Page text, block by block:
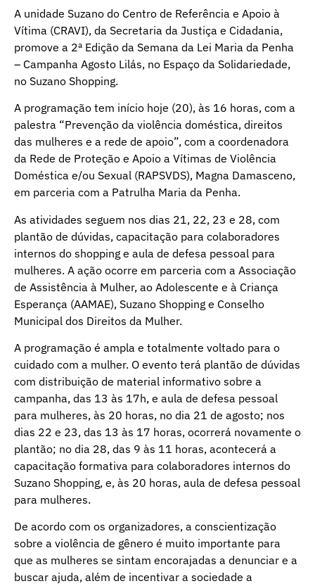
A unidade Suzano do Centro de Referência e Apoio à
Vítima (CRAVI), da Secretaria da Justiça e Cidadania,
promove a 2ª Edição da Semana da Lei Maria da Penha
– Campanha Agosto Lilás, no Espaço da Solidariedade,
no Suzano Shopping.
A programação tem início hoje (20), às 16 horas, com a
palestra “Prevenção da violência doméstica, direitos
das mulheres e a rede de apoio”, com a coordenadora
da Rede de Proteção e Apoio a Vítimas de Violência
Doméstica e/ou Sexual (RAPSVDS), Magna Damasceno,
em parceria com a Patrulha Maria da Penha.
As atividades seguem nos dias 21, 22, 23 e 28, com
plantão de dúvidas, capacitação para colaboradores
internos do shopping e aula de defesa pessoal para
mulheres. A ação ocorre em parceria com a Associação
de Assistência à Mulher, ao Adolescente e à Criança
Esperança (AAMAE), Suzano Shopping e Conselho
Municipal dos Direitos da Mulher.
A programação é ampla e totalmente voltado para o
cuidado com a mulher. O evento terá plantão de dúvidas
com distribuição de material informativo sobre a
campanha, das 13 às 17h, e aula de defesa pessoal
para mulheres, às 20 horas, no dia 21 de agosto; nos
dias 22 e 23, das 13 às 17 horas, ocorrerá novamente o
plantão; no dia 28, das 9 às 11 horas, acontecerá a
capacitação formativa para colaboradores internos do
Suzano Shopping, e, às 20 horas, aula de defesa pessoal
para mulheres.
De acordo com os organizadores, a conscientização
sobre a violência de gênero é muito importante para
que as mulheres se sintam encorajadas a denunciar e a
buscar ajuda, além de incentivar a sociedade a